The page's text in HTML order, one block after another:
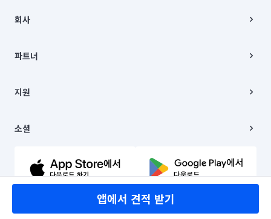
앱에서 견적 받기
00019 |
주소 | 본사: 서울특별시 종로구 율곡로 6(중학동, 트윈트리빌딩) B동 5층
컨택센터 : 서울특별시 종로구 수송동 율곡로 24, 7층, 8층 미소
상품, 상품정보, 거래에 관한 의무와 책임은 거래당사자에게 있습니다.
언론 보도 관련 문의:
© 유한회사 미소. Miso, Inc. All Rights Reserved.
회사
채용
파트너
이사
지원
이용약관
문의하기
소셜
유튜브